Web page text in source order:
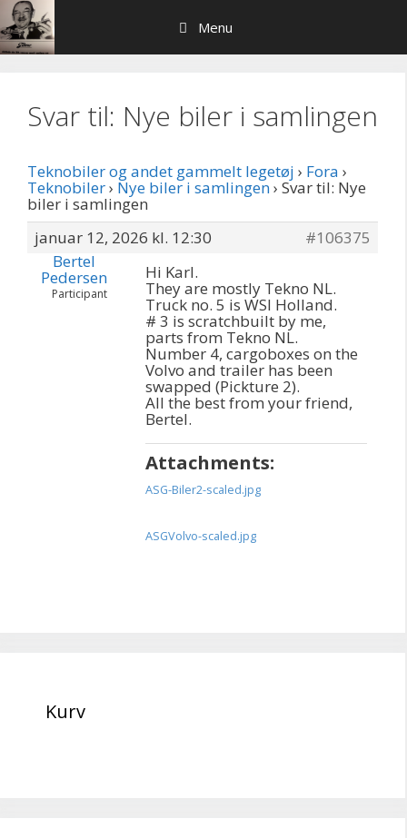
Hop
til
indhold
Menu
Svar til: Nye biler i samlingen
Teknobiler og andet gammelt legetøj › Fora ›
Teknobiler› Nye biler i samlingen› Svar til: Nye
biler i samlingen
januar 12, 2026 kl. 12:30
#106375
Bertel
Pedersen
Participant
Hi Karl.
They are mostly Tekno NL.
Truck no. 5 is WSI Holland.
# 3 is scratchbuilt by me,
parts from Tekno NL.
Number 4, cargoboxes on the
Volvo and trailer has been
swapped (Pickture 2).
All the best from your friend,
Bertel.
Attachments:
ASG-Biler2-scaled.jpg
ASGVolvo-scaled.jpg
Kurv